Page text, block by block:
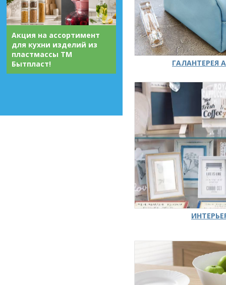
Акция на ассортимент
для кухни изделий из
пластмассы ТМ
Бытпласт!
ГАЛАНТЕРЕЯ